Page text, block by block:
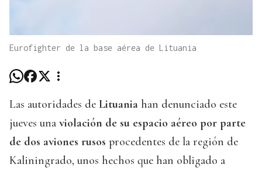
Eurofighter de la base aérea de Lituania
Las autoridades de Lituania han denunciado este
jueves una violación de su espacio aéreo por parte
de dos aviones rusos procedentes de la región de
Kaliningrado, unos hechos que han obligado a